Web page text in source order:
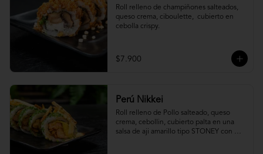
​Roll relleno de champiñones salteados,
queso crema, ciboulette,  cubierto en
cebolla crispy.
$7.900
Perú Nikkei
Roll relleno de Pollo salteado, queso
crema, cebollin, cubierto palta en una
salsa de aji amarillo tipo STONEY con